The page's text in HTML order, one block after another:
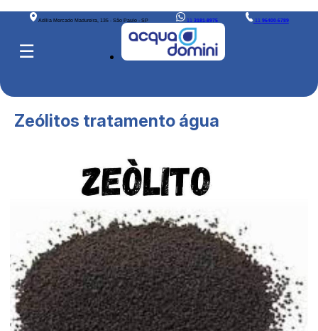
Adília Mercado Madureira, 135 - São Paulo - SP 113181-8975 11 96400-6789
☰
Zeólitos tratamento água